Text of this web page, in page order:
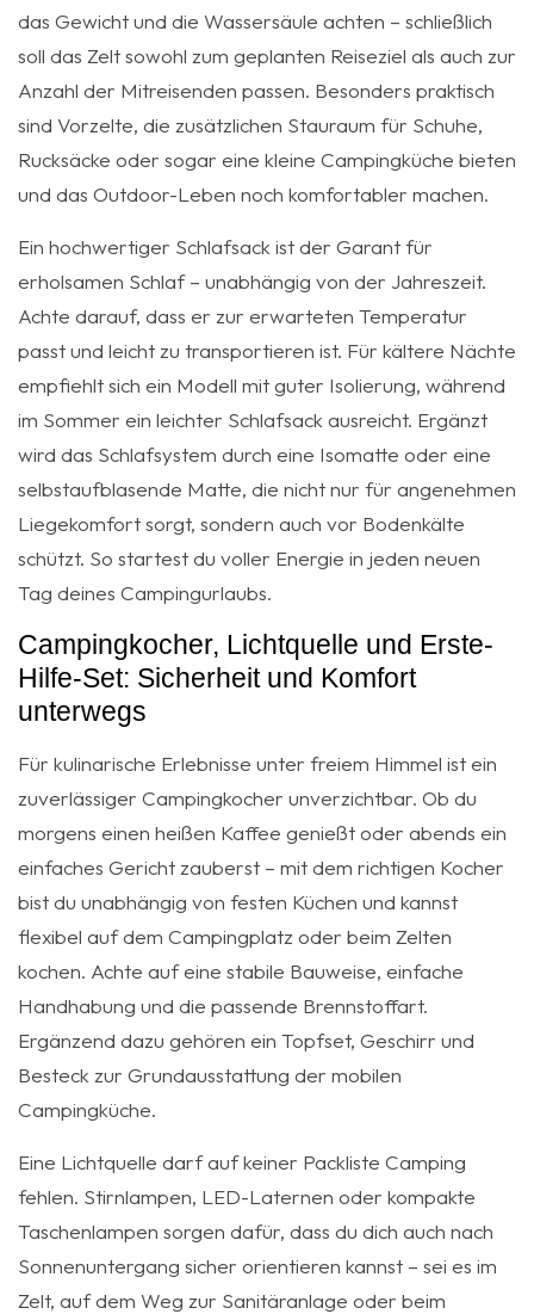
das Gewicht und die Wassersäule achten – schließlich
soll das Zelt sowohl zum geplanten Reiseziel als auch zur
Anzahl der Mitreisenden passen. Besonders praktisch
sind Vorzelte, die zusätzlichen Stauraum für Schuhe,
Rucksäcke oder sogar eine kleine Campingküche bieten
und das Outdoor-Leben noch komfortabler machen.
Ein hochwertiger Schlafsack ist der Garant für
erholsamen Schlaf – unabhängig von der Jahreszeit.
Achte darauf, dass er zur erwarteten Temperatur
passt und leicht zu transportieren ist. Für kältere Nächte
empfiehlt sich ein Modell mit guter Isolierung, während
im Sommer ein leichter Schlafsack ausreicht. Ergänzt
wird das Schlafsystem durch eine Isomatte oder eine
selbstaufblasende Matte, die nicht nur für angenehmen
Liegekomfort sorgt, sondern auch vor Bodenkälte
schützt. So startest du voller Energie in jeden neuen
Tag deines Campingurlaubs.
Campingkocher, Lichtquelle und Erste-
Hilfe-Set: Sicherheit und Komfort
unterwegs
Für kulinarische Erlebnisse unter freiem Himmel ist ein
zuverlässiger Campingkocher unverzichtbar. Ob du
morgens einen heißen Kaffee genießt oder abends ein
einfaches Gericht zauberst – mit dem richtigen Kocher
bist du unabhängig von festen Küchen und kannst
flexibel auf dem Campingplatz oder beim Zelten
kochen. Achte auf eine stabile Bauweise, einfache
Handhabung und die passende Brennstoffart.
Ergänzend dazu gehören ein Topfset, Geschirr und
Besteck zur Grundausstattung der mobilen
Campingküche.
Eine Lichtquelle darf auf keiner Packliste Camping
fehlen. Stirnlampen, LED-Laternen oder kompakte
Taschenlampen sorgen dafür, dass du dich auch nach
Sonnenuntergang sicher orientieren kannst – sei es im
Zelt, auf dem Weg zur Sanitäranlage oder beim